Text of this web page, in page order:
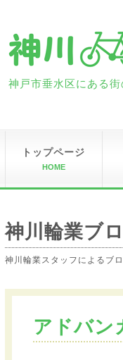
神戸市垂水区にある
トップページ
HOME
神川輪業ブ
神川輪業スタッフによるブ
アドバン